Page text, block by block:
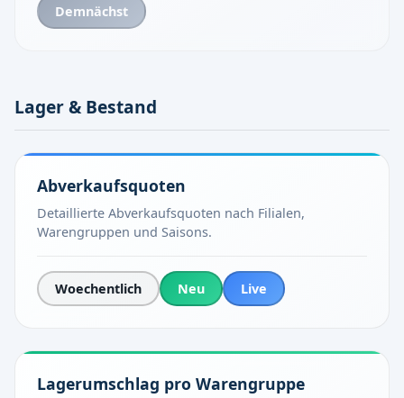
Demnächst
Lager & Bestand
Abverkaufsquoten
Detaillierte Abverkaufsquoten nach Filialen,
Warengruppen und Saisons.
Woechentlich Neu Live
Lagerumschlag pro Warengruppe